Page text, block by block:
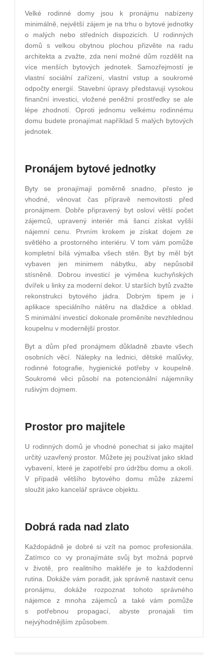
Velké rodinné domy jsou k pronájmu nabízeny
minimálně, největší zájem je na trhu o bytové jednotky
o malých nebo středních dispozicích. U rodinných
domů s velkou obytnou plochou přizvěte na radu
architekta a zvažte, zda není možné dům rozdělit na
více menších bytových jednotek. Samozřejmostí je
vlastní sociální zařízení, vlastní vstup a soukromé
odpočty energií. Stavební úpravy představují vysokou
finanční investici, vložené peněžní prostředky se ale
lépe zhodnotí. Oproti jednomu velkému rodinnému
domu budete pronajímat například 5 malých bytových
jednotek.
Pronájem bytové jednotky
Byty se pronajímají poměrně snadno, přesto je
vhodné, věnovat čas přípravě nemovitosti před
pronájmem. Dobře připravený byt osloví větší počet
zájemců, upravený interiér má šanci získat vyšší
nájemní cenu. Prvním krokem je získat dojem ze
světlého a prostorného interiéru. V tom vám pomůže
kompletní bílá výmalba všech stěn. Byt by měl být
vybaven jen minimem nábytku, aby nepůsobil
stísněně. Dobrou investicí je výměna kuchyňských
dvířek u linky za moderní dekor. U starších bytů zvažte
rekonstrukci bytového jádra. Dobrým tipem je i
aplikace speciálního nátěru na dlaždice a obklad.
S minimální investicí dokonale proměníte nevzhlednou
koupelnu v modernější prostor.
Byt a dům před pronájmem důkladně zbavte všech
osobních věcí. Nálepky na lednici, dětské malůvky,
rodinné fotografie, hygienické potřeby v koupelně.
Soukromé věci působí na potencionální nájemníky
rušivým dojmem.
Prostor pro majitele
U rodinných domů je vhodné ponechat si jako majitel
určitý uzavřený prostor. Můžete jej používat jako sklad
vybavení, které je zapotřebí pro údržbu domu a okolí.
V případě většího bytového domu může zázemí
sloužit jako kancelář správce objektu.
Dobrá rada nad zlato
Každopádně je dobré si vzít na pomoc profesionála.
Zatímco co vy pronajímáte svůj byt možná poprvé
v životě, pro realitního makléře je to každodenní
rutina. Dokáže vám poradit, jak správně nastavit cenu
pronájmu, dokáže rozpoznat tohoto správného
nájemce z mnoha zájemců a také vám pomůže
s potřebnou propagací, abyste pronajali tím
nejvýhodnějším způsobem.